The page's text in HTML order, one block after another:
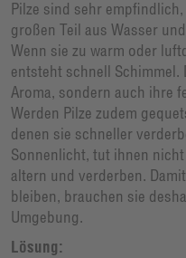
Pilze sind sehr
großen Teil aus Wasser
Wenn sie zu warm oder
entsteht schnell
Aroma, sondern auch ihre
Werden Pilze zudem
denen sie schneller
Sonnenlicht, tut ihnen
altern und verderben.
bleiben, brauchen sie
Umgebung.
Lösung: